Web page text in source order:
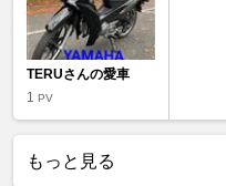
TERUさんの愛車
1 PV
もっと見る